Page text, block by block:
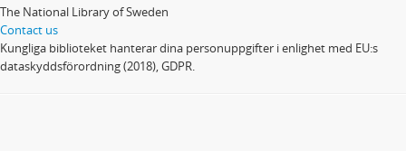
The National Library of Sweden
Contact us
Kungliga biblioteket hanterar dina personuppgifter i enlighet med EU:s
dataskyddsförordning (2018), GDPR.